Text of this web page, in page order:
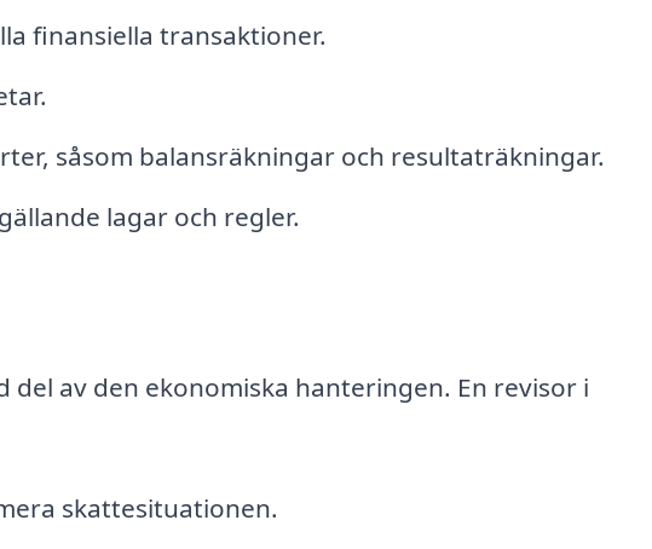
finansiella transaktioner.
såsom balansräkningar och resultaträkningar.
lagar och regler.
del av den ekonomiska hanteringen. En revisor i
skattesituationen.